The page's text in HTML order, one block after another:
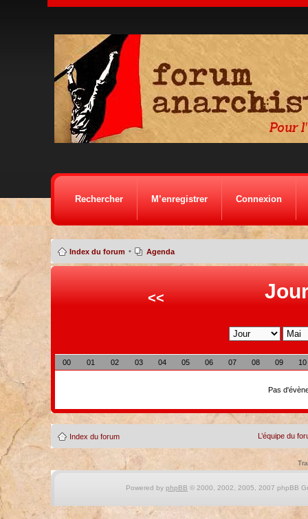
Rechercher M’enregistrer Connexion
Index du forum • Agenda
<<
00 01 02 03 04 05 06 07 08 09 10
Pas
Index du forum L’équipe du
Powered by phpBB © 2000, 2002, 2005, 2007 phpBB